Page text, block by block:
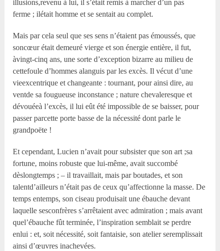
illusions,revenu à lui, il s’était remis à marcher d’un pas
ferme ; ilétait homme et se sentait au complet.
Mais par cela seul que ses sens n’étaient pas émoussés, que
soncœur était demeuré vierge et son énergie entière, il fut,
àvingt-cinq ans, une sorte d’exception bizarre au milieu de
cettefoule d’hommes alanguis par les excès. Il vécut d’une
vieexcentrique et changeante : tournant, pour ainsi dire, au
ventde sa fougueuse inconstance ; nature chevaleresque et
dévouéeà l’excès, il lui eût été impossible de se baisser, pour
passer parcette porte basse de la nécessité dont parle le
grandpoëte !
Et cependant, Lucien n’avait pour subsister que son art ;sa
fortune, moins robuste que lui-même, avait succombé
dèslongtemps ; – il travaillait, mais par boutades, et son
talentd’ailleurs n’était pas de ceux qu’affectionne la masse. De
temps entemps, son ciseau produisait une ébauche devant
laquelle sesconfrères s’arrêtaient avec admiration ; mais avant
quel’ébauche fût terminée, l’inspiration semblait se perdre
enlui : et, soit nécessité, soit fantaisie, son atelier seremplissait
ainsi d’œuvres inachevées.